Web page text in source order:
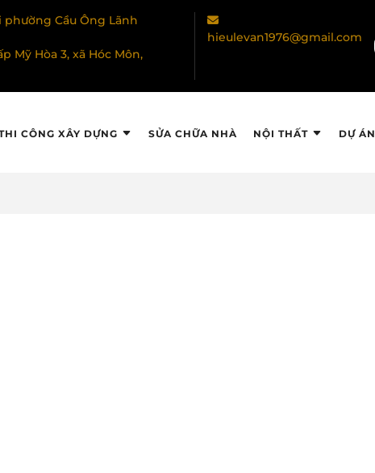
phường Cầu Ông Lãnh
Mỹ Hòa 3, xã Hóc Môn,
hieulevan1976@gmail.com
CÔNG XÂY DỰNG SỬA CHỮA NHÀ NỘI THẤT DỰ ÁN